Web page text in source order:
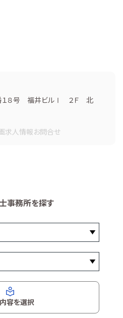
１８号 福井ビルⅠ ２Ｆ 北
求人情報お問合せ
事務所を探す
容を選択